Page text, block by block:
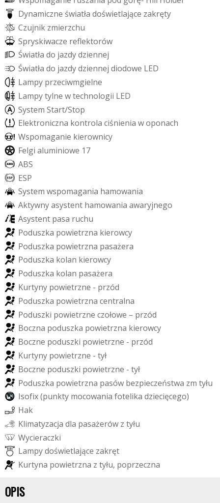
Dynamiczne światła doświetlające zakręty
Czujnik zmierzchu
Spryskiwacze refektorów
Światła do jazdydziennej
Światła do jazdydziennej diodowe LED
Lampy przeciwmgielne
Lampytylne wtechnologii LED
System Start/Stop
Elektroniczna kontrola ciśnienia woponach
Wspomaganie kierownicy
Felgi aluminiowe 17
ABS
ESP
System wspomagania hamowania
Aktywnyasystent hamowania awaryjnego
Asystent pasa ruchu
Poduszka powietrzna kierowcy
Poduszka powietrzna pasażera
Poduszka kolan kierowcy
Poduszka kolan pasażera
Kurtyny powietrzne - przód
Poduszka powietrzna centralna
Poduszki powietrzne czołowe – przód
Boczna poduszka powietrzna kierowcy
Boczne poduszki powietrzne - przód
Kurtyny powietrzne - tył
Boczne poduszki powietrzne - tył
Poduszka powietrzna pasów bezpieczeństwa zm tyłu
Isofix(punkty mocowania fotelika dziecięcego)
Hak
Klimatyzacja dla pasażerów z tyłu
Wycieraczki
Lampydoświetlające zakręt
Kurtyna powietrzna z tyłu, poprzeczna
OPIS